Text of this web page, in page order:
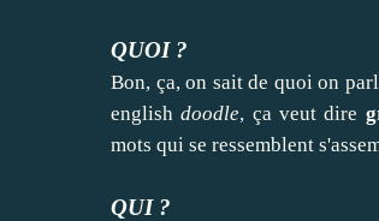
QUOI ?
Bon, ça, on sait de quoi on
englishdoodle, ça veut dire
mots qui se ressemblent
QUI ?